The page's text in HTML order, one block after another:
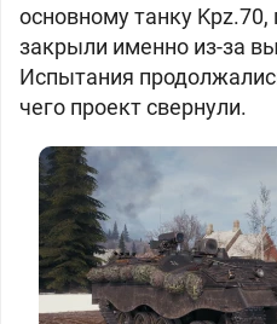
основному танку
закрыли именно из-за
Испытания
чего проект свернули.